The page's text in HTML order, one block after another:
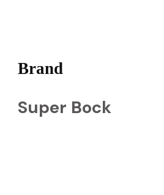
Brand
Super Bock